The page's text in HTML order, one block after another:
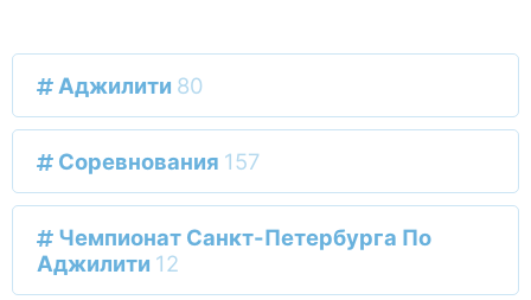
Аджилити 80
Соревнования 157
Чемпионат Санкт-Петербурга По
Аджилити 12